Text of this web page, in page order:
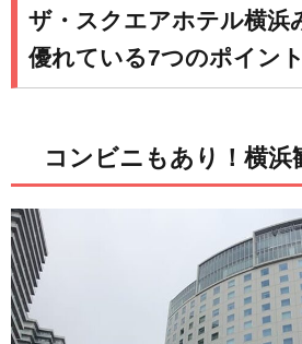
ザ・スクエアホテル横浜
優れている7つのポイント
コンビニもあり！横浜